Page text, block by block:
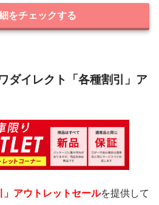
をチェックする
ダイレクト「各種割引」ア
」アウトレットセールを提供して